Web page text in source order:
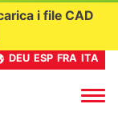
i file CAD
DEU ESP FRA ITA